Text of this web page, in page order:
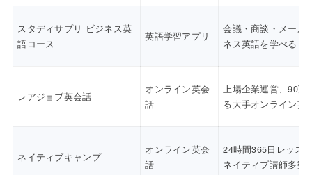
スタディサプリ ビジネス英
語コース
英語学習アプリ
会議・商談・メール
ネス英語を学べる
レアジョブ英会話
オンライン英会
話
上場企業運営、90万
る大手オンライン英
ネイティブキャンプ
オンライン英会
話
24時間365日レッス
ネイティブ講師多数